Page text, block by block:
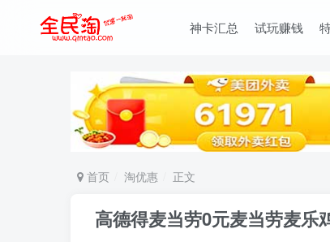
神卡汇总 试玩赚钱
首页 淘优惠 正文
高德得麦当劳0元麦当劳麦乐